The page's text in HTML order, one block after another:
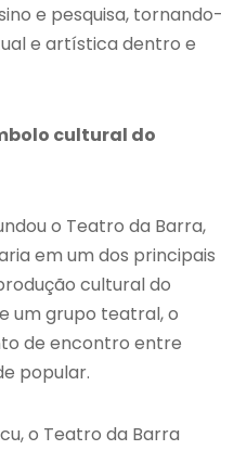
e pesquisa, tornando-
e artística dentro e
cultural do
o Teatro da Barra,
em um dos principais
cultural do
um grupo teatral, o
de encontro entre
popular.
o Teatro da Barra